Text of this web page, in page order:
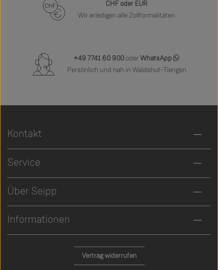
CHF oder EUR
Wir erledigen alle Zollformalitäten
+49 7741 60 900 oder WhatsApp
Persönlich und nah in Waldshut-Tiengen
Kontakt
Service
Über Seipp
Informationen
Vertrag widerrufen